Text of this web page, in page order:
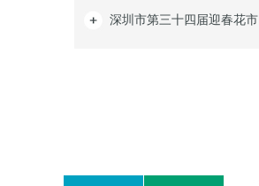
深圳市第三十四届迎春花市